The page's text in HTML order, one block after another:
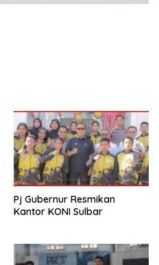
Pj Gubernur Resmikan
Kantor KONI Sulbar